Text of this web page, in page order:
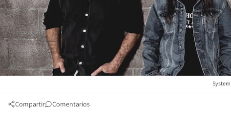
Compartir Comentarios